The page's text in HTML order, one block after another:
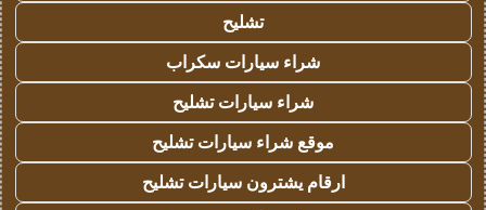
تشليح
شراء سيارات سكراب
شراء سيارات تشليح
موقع شراء سيارات تشليح
ارقام يشترون سيارات تشليح